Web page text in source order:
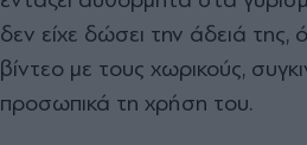
δεν είχε δώσει την άδειά της,
βίντεο με τους χωρικούς,
προσωπικά τη χρήση του.